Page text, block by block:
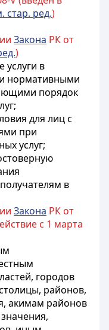
стар. ред.)
Закона РК от
)
услуги в
нормативными
порядок
для лиц с
при
услуг;
в
Закона РК от
с 1 марта
городов
районов,
акимам районов